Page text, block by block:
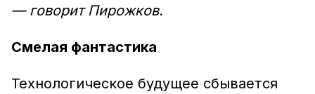
— говорит Пирожков.
Смелая фантастика
Технологическое будущее сбывается